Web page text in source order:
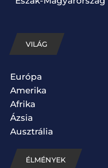
VILÁG
Európa
Amerika
Afrika
Ázsia
Ausztrália
ÉLMÉNYEK